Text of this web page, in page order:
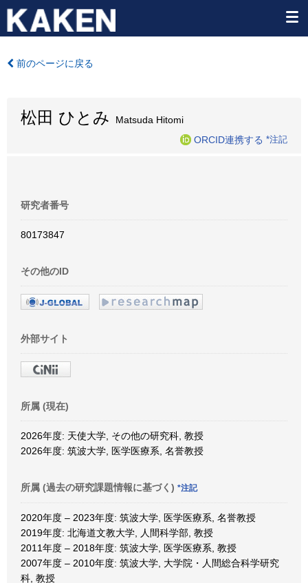
前のページに戻る
松田 ひとみ
Matsuda Hitomi
ORCID連携する *注記
研究者番号
80173847
その他のID
外部サイト
所属 (現在)
2026年度: 天使大学, その他の研究科, 教授
2026年度: 筑波大学, 医学医療系, 名誉教授
所属 (過去の研究課題情報に基づく) *注記
2020年度 – 2023年度: 筑波大学, 医学医療系, 名誉教授
2019年度: 北海道文教大学, 人間科学部, 教授
2011年度 – 2018年度: 筑波大学, 医学医療系, 教授
2007年度 – 2010年度: 筑波大学, 大学院・人間総合科学研究
科, 教授